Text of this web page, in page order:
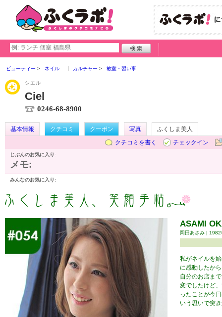
ビューティー ネイル カルチャー 教室・習い事
シエル
Ciel
0246-68-8900
基本情報 クチコミ クーポン 写真
ふくしま美人
クチコミを書く
チェックイン
じぶんのお気に入り:
メモ:
みんなのお気に入り:
ASAMI
岡田あさみ |
私がネイルを
に感動したか
自分のお店ま
変でしたけど
ったことが今
いう思いで突